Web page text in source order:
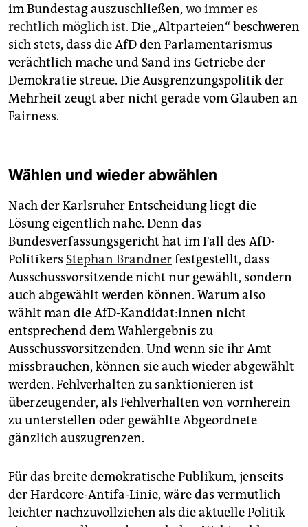
im Bundestag auszuschließen, wo immer es
rechtlich möglich ist. Die „Altparteien“ beschweren
sich stets, dass die AfD den Parlamentarismus
verächtlich mache und Sand ins Getriebe der
Demokratie streue. Die Ausgrenzungspolitik der
Mehrheit zeugt aber nicht gerade vom Glauben an
Fairness.
Wählen und wieder abwählen
Nach der Karlsruher Entscheidung liegt die
Lösung eigentlich nahe. Denn das
Bundesverfassungsgericht hat im Fall des AfD-
Politikers Stephan Brandnerfestgestellt, dass
Ausschussvorsitzende nicht nur gewählt, sondern
auch abgewählt werden können. Warum also
wählt man die AfD-Kan­di­dat:in­nen nicht
entsprechend dem Wahlergebnis zu
Ausschussvorsitzenden. Und wenn sie ihr Amt
missbrauchen, können sie auch wieder abgewählt
werden. Fehlverhalten zu sanktionieren ist
überzeugender, als Fehlverhalten von vornherein
zu unterstellen oder gewählte Abgeordnete
gänzlich auszugrenzen.
Für das breite demokratische Publikum, jenseits
der Hardcore-Antifa-Linie, wäre das vermutlich
leichter nachzuvollziehen als die aktuelle Politik